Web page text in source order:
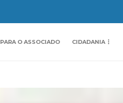
PARA O ASSOCIADO CIDADANIA